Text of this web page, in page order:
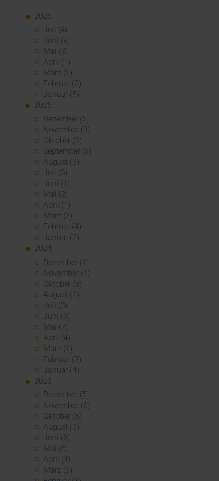
2026
Juli (4)
Juni (4)
Mai (3)
April (1)
März (1)
Februar (2)
Januar (5)
2025
Dezember (5)
November (3)
Oktober (2)
September (3)
August (3)
Juli (3)
Juni (1)
Mai (2)
April (1)
März (2)
Februar (4)
Januar (2)
2024
Dezember (1)
November (1)
Oktober (3)
August (1)
Juli (3)
Juni (3)
Mai (7)
April (4)
März (1)
Februar (3)
Januar (4)
2023
Dezember (5)
November (6)
Oktober (3)
August (3)
Juni (6)
Mai (6)
April (4)
März (3)